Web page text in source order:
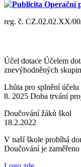
Publicita Operační
reg. č. CZ.02.02.XX/
Účel dotace Účelem
znevýhodněných skupin
Lhůta pro splnění
8. 2025 Doba trvání
Doučování žáků škol
18.2.2022
V naší škole probíhá
Doučování je